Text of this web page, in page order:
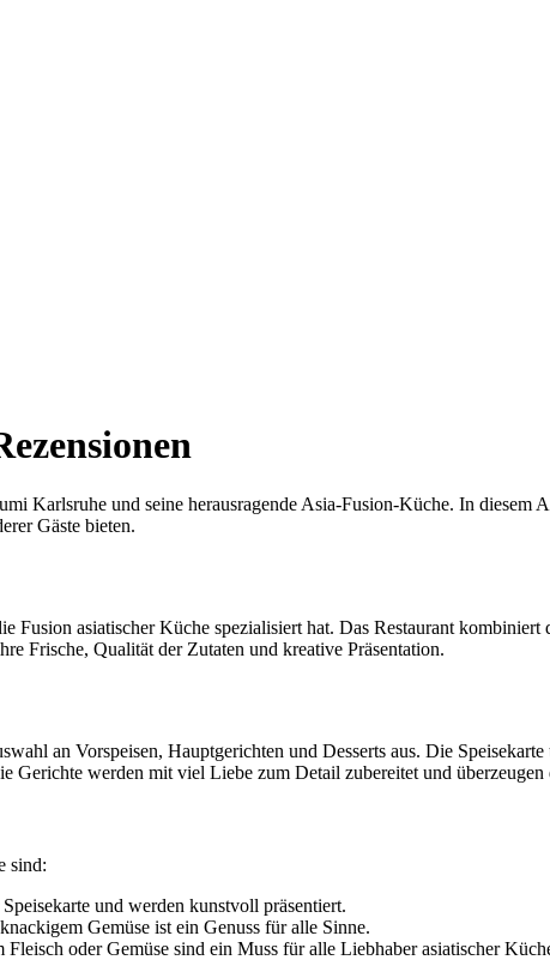
Karlsruhe und seine herausragende Asia-Fusion-Küche. In
Gäste bieten.
Fusion asiatischer Küche spezialisiert hat. Das Restaurant
Frische, Qualität der Zutaten und kreative Präsentation.
an Vorspeisen, Hauptgerichten und Desserts aus. Die
Gerichte werden mit viel Liebe zum Detail zubereitet und
sind:
und werden kunstvoll präsentiert.
Gemüse ist ein Genuss für alle Sinne.
oder Gemüse sind ein Muss für alle Liebhaber asiatischer